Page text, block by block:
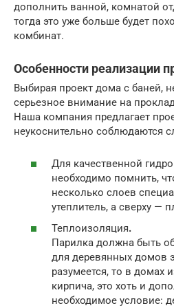
дополнить ванной, комнатой
тогда это уже больше будет
комбинат.
Особенности реализации
Выбирая проект дома с баней,
серьезное внимание на
Наша компания предлагает
неукоснительно соблюдаются
Для качественной
необходимо помнить,
несколько слоев
утеплитель, а сверху —
Теплоизоляция.
Парилка должна быть
для деревянных домов
разумеется, то в домах
кирпича, это хоть и
необходимое условие: